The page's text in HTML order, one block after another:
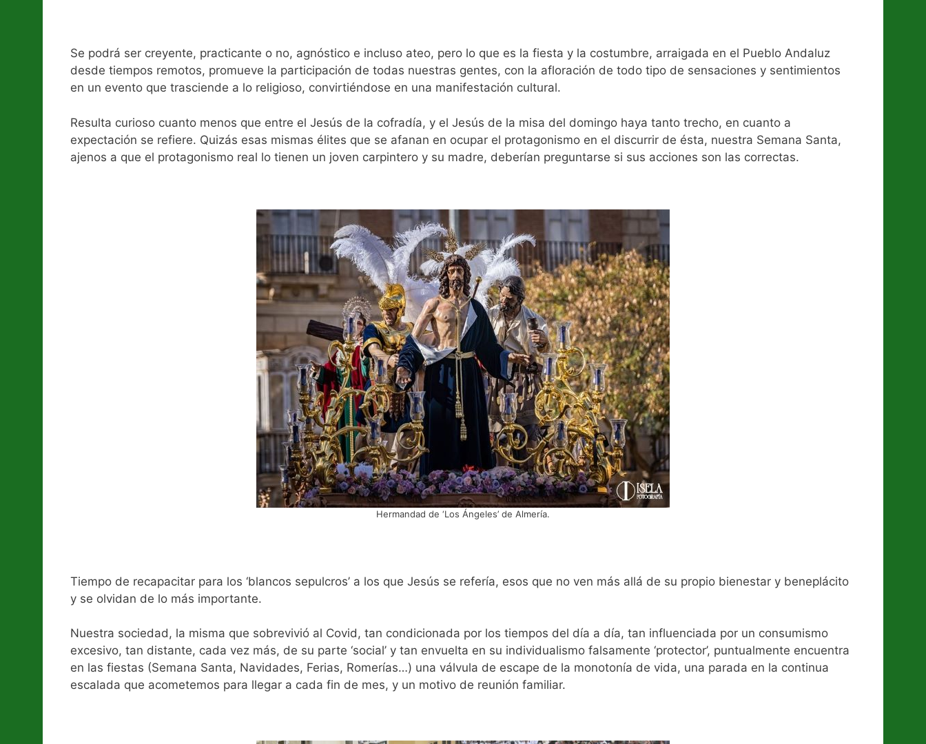
Se podrá ser creyente, practicante o no, agnóstico e incluso ateo, pero lo que es la fiesta y la costumbre, arraigada en el Pueblo Andaluz
desde tiempos remotos, promueve la participación de todas nuestras gentes, con la afloración de todo tipo de sensaciones y sentimientos
en un evento que trasciende a lo religioso, convirtiéndose en una manifestación cultural.
Resulta curioso cuanto menos que entre el Jesús de la cofradía, y el Jesús de la misa del domingo haya tanto trecho, en cuanto a
expectación se refiere. Quizás esas mismas élites que se afanan en ocupar el protagonismo en el discurrir de ésta, nuestra Semana Santa,
ajenos a que el protagonismo real lo tienen un joven carpintero y su madre, deberían preguntarse si sus acciones son las correctas.
Hermandad de ‘Los Ángeles’ de Almería.
Tiempo de recapacitar para los ‘blancos sepulcros’ a los que Jesús se refería, esos que no ven más allá de su propio bienestar y beneplácito
y se olvidan de lo más importante.
Nuestra sociedad, la misma que sobrevivió al Covid, tan condicionada por los tiempos del día a día, tan influenciada por un consumismo
excesivo, tan distante, cada vez más, de su parte ‘social’ y tan envuelta en su individualismo falsamente ‘protector’, puntualmente encuentra
en las fiestas (Semana Santa, Navidades, Ferias, Romerías…) una válvula de escape de la monotonía de vida, una parada en la continua
escalada que acometemos para llegar a cada fin de mes, y un motivo de reunión familiar.